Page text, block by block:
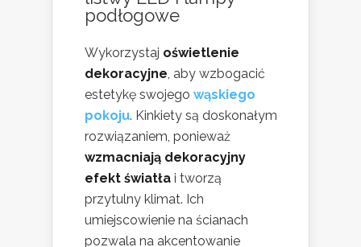
podłogowe
Wykorzystaj oświetlenie
dekoracyjne, aby wzbogacić
estetykę swojego wąskiego
pokoju. Kinkiety są doskonałym
rozwiązaniem, ponieważ
wzmacniają dekoracyjny
efekt światła i tworzą
przytulny klimat. Ich
umiejscowienie na ścianach
pozwala na akcentowanie